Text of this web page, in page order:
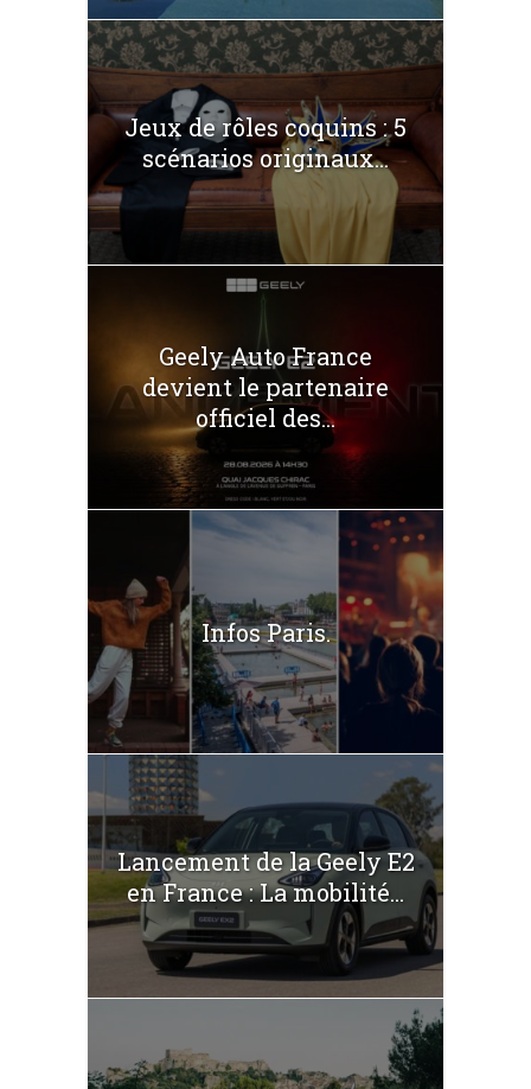
Jeux de rôles coquins : 5
scénarios originaux...
Geely Auto France
devient le partenaire
officiel des...
Infos Paris.
Lancement de la Geely E2
en France : La mobilité...